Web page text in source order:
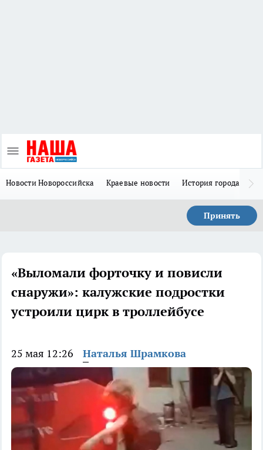
Новости Новороссийска Краевые новости История города Н
Принять
«Выломали форточку и повисли
снаружи»: калужские подростки
устроили цирк в троллейбусе
25 мая 12:26 Наталья Шрамкова